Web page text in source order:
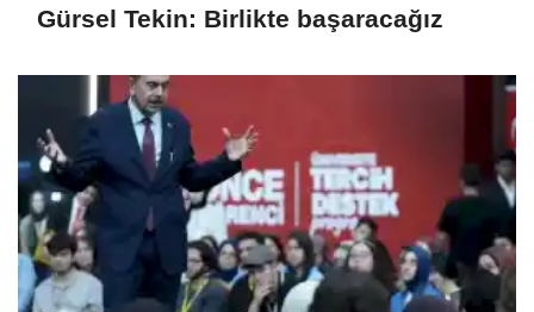
Gürsel Tekin: Birlikte başaracağız